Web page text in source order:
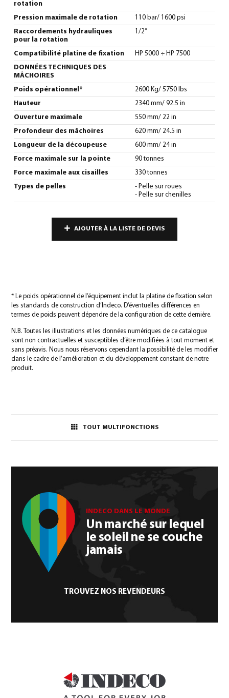
rotation
Pression maximale de rotation 110 bar/ 1600 psi
Raccordements hydrauliques
pour la rotation
1/2”
Compatibilité platine de fixation HP 5000 ÷ HP 7500
DONNÉES TECHNIQUES DES
MÂCHOIRES
Poids opérationnel* 2600 Kg/ 5750 lbs
Hauteur 2340 mm/ 92.5 in
Ouverture maximale 550 mm/ 22 in
Profondeur des mâchoires 620 mm/ 24.5 in
Longueur de la découpeuse 600 mm/ 24 in
Force maximale sur la pointe 90 tonnes
Force maximale aux cisailles 330 tonnes
Types de pelles
- Pelle sur roues
- Pelle sur chenilles
AJOUTER À LA LISTE DE DEVIS
* Le poids opérationnel de l’équipement inclut la platine de fixation selon
les standards de construction d’Indeco. D’éventuelles différences en
termes de poids peuvent dépendre de la configuration de cette dernière.
N.B. Toutes les illustrations et les données numériques de ce catalogue
sont non contractuelles et susceptibles d’être modifiées à tout moment et
sans préavis. Nous nous réservons cependant la possibilité de les modifier
dans le cadre de l’amélioration et du développement constant de notre
produit.
TOUT MULTIFONCTIONS
INDECO DANS LE MONDE
Un marché sur lequel
le soleil ne se couche
jamais
TROUVEZ NOS REVENDEURS